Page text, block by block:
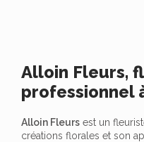
Alloin Fleurs,
professionnel
Alloin Fleurs est un
créations florales et son